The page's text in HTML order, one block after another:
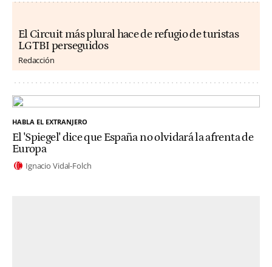
El Circuit más plural hace de refugio de turistas
LGTBI perseguidos
Redacción
HABLA EL EXTRANJERO
El 'Spiegel' dice que España no olvidará la afrenta de
Europa
Ignacio Vidal-Folch